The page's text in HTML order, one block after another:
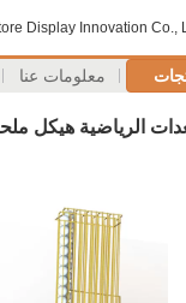
Display Innovation Co.,
معلومات عنا